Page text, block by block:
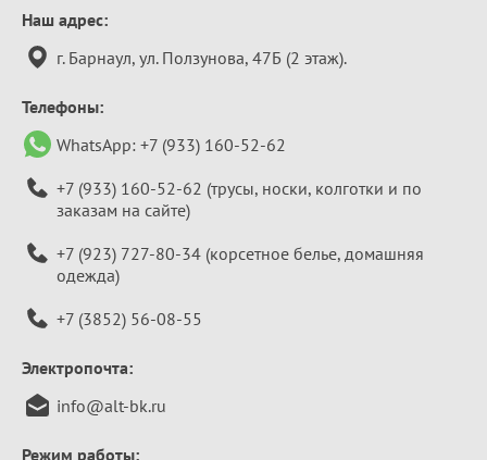
Контактная
информация
Наш адрес:
г. Барнаул, ул. Ползунова, 47Б (2 этаж).
Телефоны:
WhatsApp: +7 (933) 160-52-62
+7 (933) 160-52-62 (трусы, носки, колготки и по
заказам на сайте)
+7 (923) 727-80-34 (корсетное белье, домашняя
одежда)
+7 (3852) 56-08-55
Электропочта:
info@alt-bk.ru
Режим работы: